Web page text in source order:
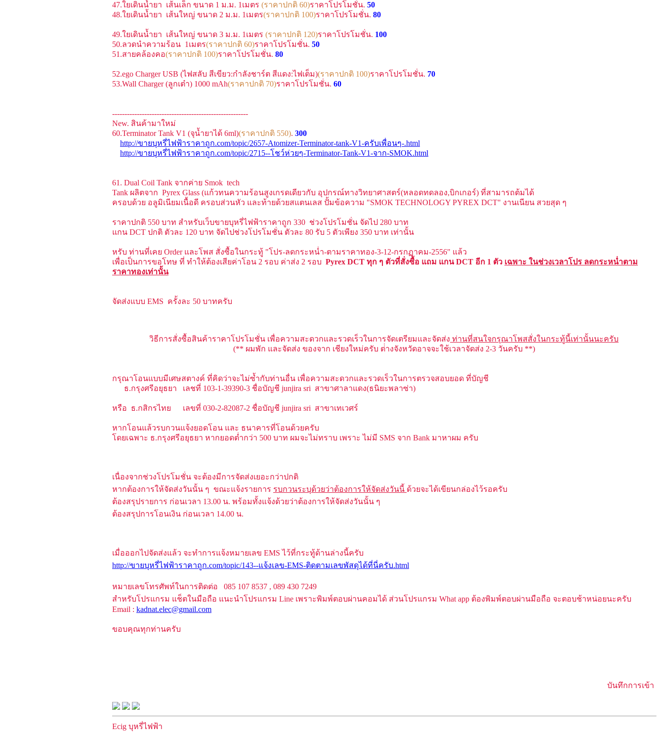
47.ใยเดินน้ำยา เส้นเล็ก ขนาด 1 ม.ม. 1เมตร (ราคาปกติ 60)ราคาโปรโมชั่น. 50
48.ใยเดินน้ำยา เส้นใหญ่ ขนาด 2 ม.ม. 1เมตร(ราคาปกติ 100)ราคาโปรโมชั่น. 80
49.ใยเดินน้ำยา เส้นใหญ่ ขนาด 3 ม.ม. 1เมตร (ราคาปกติ 120)ราคาโปรโมชั่น. 100
50.ลวดนำความร้อน 1เมตร(ราคาปกติ 60)ราคาโปรโมชั่น. 50
51.สายคล้องคอ(ราคาปกติ 100)ราคาโปรโมชั่น. 80
52.ego Charger USB (ไฟสลับ สีเขียว:กำลังชาร์ต สีแดง:ไฟเต็ม)(ราคาปกติ 100)ราคาโปรโมชั่น. 70
53.Wall Charger (ลูกเต๋า) 1000 mAh(ราคาปกติ 70)ราคาโปรโมชั่น. 60
-------------------------------------------------------
New. สินค้ามาใหม่
ุ60.Terminator Tank V1 (จุน้ำยาได้ 6ml)(ราคาปกติ 550). 300
http://ขายบุหรี่ไฟฟ้าราคาถูก.com/topic/2657-Atomizer-Terminator-tank-V1-ครับเพื่อนๆ-.html
http://ขายบุหรี่ไฟฟ้าราคาถูก.com/topic/2715--โชว์ห่วยๆ-Terminator-Tank-V1-จาก-SMOK.html
61. Dual Coil Tank จากค่าย Smok tech
Tank ผลิตจาก Pyrex Glass (แก้วทนความร้อนสูงเกรดเดียวกับ อุปกรณ์ทางวิทยาศาสตร์(หลอดทดลอง,บิกเกอร์) ที่สามารถต้มได้
ครอบด้วย อลูมิเนียมเนื้อดี ครอบส่วนหัว และท้ายด้วยสแตนเลส ปั้มข้อความ "SMOK TECHNOLOGY PYREX DCT" งานเนียน สวยสุด ๆ
ราคาปกติ 550 บาท สำหรับเว็บขายบุหรี่ไฟฟ้าราคาถูก 330 ช่วงโปรโมชั่น จัดไป 280 บาท
แกน DCT ปกติ ตัวละ 120 บาท จัดไปช่วงโปรโมชั่น ตัวละ 80 รับ 5 ตัวเพียง 350 บาท เท่านั้น
หรับ ท่านที่เคย Order และโพส สั่งซื้อในกระทู้ "โปร-ลดกระหน่ำ-ตามราคาทอง-3-12-กรกฏาคม-2556" แล้ว
เพื่อเป็นการขอโทษ ที่ ทำให้ต้องเสียค่าโอน 2 รอบ ค่าส่ง 2 รอบ Pyrex DCT ทุก ๆ ตัวที่สั่งซื้อ แถม แกน DCT อีก 1 ตัว เฉพาะ ในช่วงเวลาโปร ลดกระหน่ำตาม
ราคาทองเท่านั้น
จัดส่งแบบ EMS ครั้งละ 50 บาทครับ
วิธีการสั่งซื้อสินค้าราคาโปรโมชั่น เพื่อความสะดวกและรวดเร็วในการจัดเตรียมและจัดส่ง ท่านที่สนใจกรุณาโพสสั่งในกระทู้นี้เท่านั้นนะครับ
(** ผมพัก และจัดส่ง ของจาก เชียงใหม่ครับ ต่่างจังหวัดอาจจะใช้เวลาจัดส่ง 2-3 วันครับ **)
กรุณาโอนแบบมีเศษสตางค์ ที่คิดว่าจะไม่ซ้ำกับท่านอื่น เพื่อความสะดวกและรวดเร็วในการตรวจสอบยอด ที่บัญชี
ธ.กรุงศรีอยุธยา เลชที่ 103-1-39390-3 ชื่อบัญชี junjira sri สาขาศาลาแดง(ธนิยะพลาซ่า)
หรือ ธ.กสิกรไทย เลขที่ 030-2-82087-2 ชื่อบัญชี junjira sri สาขาเทเวศร์
หากโอนแล้วรบกวนแจ้งยอดโอน และ ธนาคารที่โอนด้วยครับ
โดยเฉพาะ ธ.กรุงศรีอยุธยา หากยอดต่ำกว่า 500 บาท ผมจะไม่ทราบ เพราะ ไม่มี SMS จาก Bank มาหาผม ครับ
เนื่องจากช่วงโปรโมชั่น จะต้องมีการจัดส่งเยอะกว่าปกติ
หากต้องการให้จัดส่งวันนั้น ๆ ขณะแจ้งรายการ รบกวนระบุด้วยว่าต้องการให้จัดส่งวันนี้ ด้วยจะได้เขียนกล่องไว้รอครับ
ต้องสรุปรายการ ก่อนเวลา 13.00 น. พร้อมทั้งแจ้งด้วยว่าต้องการให้จัดส่งวันนั้น ๆ
ต้องสรุปการโอนเงิน ก่อนเวลา 14.00 น.
เมื่อออกไปจัดส่งแล้ว จะทำการแจ้งหมายเลข EMS ไว้ที่กระทู้ด้านล่างนี้ครับ
http://ขายบุหรี่ไฟฟ้าราคาถูก.com/topic/143--แจ้งเลข-EMS-ติดตามเลขพัสดุได้ที่นี่ครับ.html
หมายเลขโทรศัพท์ในการติดต่อ 085 107 8537 , 089 430 7249
สำหรับโปรแกรม แช็ตในมือถือ แนะนำโปรแกรม Line เพราะพิมพ์ตอบผ่านคอมได้ ส่วนโปรแกรม What app ต้องพิมพ์ตอบผ่านมือถือ จะตอบช้าหน่อยนะครับ
Email : kadnat.elec@gmail.com
ขอบคุณทุกท่านครับ
บันทึกการเข้า
Ecig บุหรี่ไฟฟ้า